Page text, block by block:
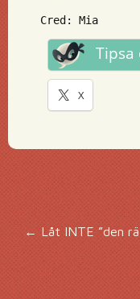
Cred: Mia
Tipsa
X
← Låt INTE ”den